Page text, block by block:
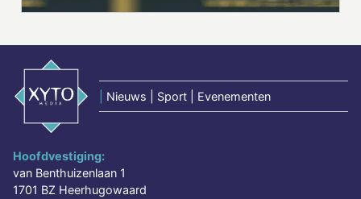
Nieuws | Sport | Evenementen
Hoofdvestiging:
van Benthuizenlaan 1
1701 BZ Heerhugowaard